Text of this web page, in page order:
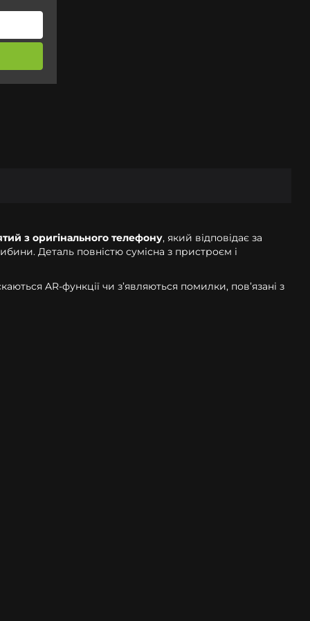
з оригінального телефону, який відповідає за
Деталь повністю сумісна з пристроєм і
AR-функції чи з’являються помилки, пов’язані з